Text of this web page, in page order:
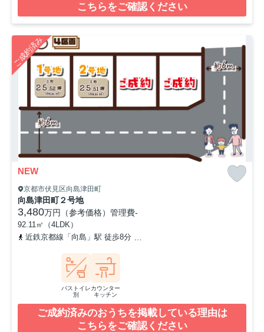
こちらをご確認ください
ご成約済み
NEW
京都市伏見区向島津田町
向島津田町２号地
3,480万円（参考価格） 管理費-
92.11㎡（4LDK）
近鉄京都線「向島」駅 徒歩8分
バストイレ
別
カウンター
キッチン
ご成約済みのおうちを掲載している理由は
こちらをご確認ください